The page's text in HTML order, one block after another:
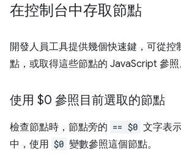
在控制台中存取節點
開發人員工具提供幾個快速鍵，可從控
點，或取得這些節點的 JavaScript 參照
使用 $0 參照目前選取的節點
檢查節點時，節點旁的 == $0 文字表
中，使用 $0 變數參照這個節點。